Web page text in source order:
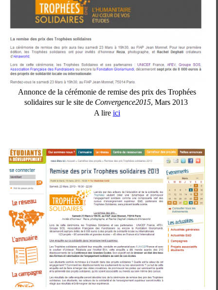
Annonce de la cérémonie de remise des prix des Trophées
solidaires sur le site de Convergence2015, Mars 2013
A lire ici